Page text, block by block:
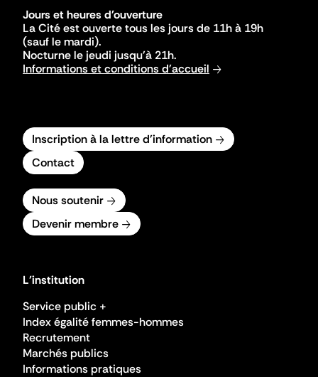
Jours et heures d'ouverture
La Cité est ouverte tous les jours de 11h à 19h
(sauf le mardi).
Nocturne le jeudi jusqu'à 21h.
Informations et conditions d'accueil
Inscription à la lettre d'information
Contact
Nous soutenir
Devenir membre
L'institution
Service public +
Index égalité femmes-hommes
Recrutement
Marchés publics
Informations pratiques